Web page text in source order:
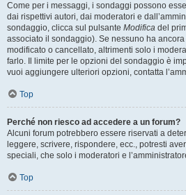
Come per i messaggi, i sondaggi possono
dai rispettivi autori, dai moderatori e
sondaggio, clicca sul pulsante Modifica del
associato il sondaggio). Se nessuno ha
modificato o cancellato, altrimenti solo i
farlo. Il limite per le opzioni del sondaggio è
vuoi aggiungere ulteriori opzioni, contatta
Top
Perché non riesco ad accedere a un forum?
Alcuni forum potrebbero essere riservati a
leggere, scrivere, rispondere, ecc., potresti
speciali, che solo i moderatori e
Top